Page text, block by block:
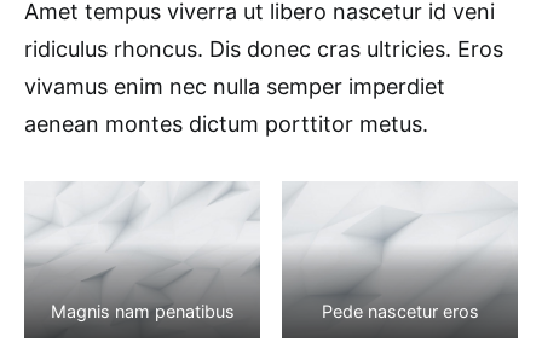
Amet tempus viverra ut libero nascetur id veni
ridiculus rhoncus. Dis donec cras ultricies. Eros
vivamus enim nec nulla semper imperdiet
aenean montes dictum porttitor metus.
Magnis nam penatibus Pede nascetur eros